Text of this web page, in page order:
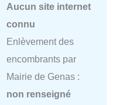
Aucun site internet
connu
Enlèvement des
encombrants par
Mairie de Genas :
non renseigné